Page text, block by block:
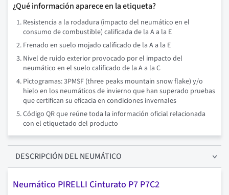
¿Qué información aparece en la etiqueta?
Resistencia a la rodadura (impacto del neumático en el
consumo de combustible) calificada de la A a la E
Frenado en suelo mojado calificado de la A a la E
Nivel de ruido exterior provocado por el impacto del
neumático en el suelo calificado de la A a la C
Pictogramas: 3PMSF (three peaks mountain snow flake) y/o
hielo en los neumáticos de invierno que han superado pruebas
que certifican su eficacia en condiciones invernales
Código QR que reúne toda la información oficial relacionada
con el etiquetado del producto
DESCRIPCIÓN DEL NEUMÁTICO
Neumático PIRELLI Cinturato P7 P7C2